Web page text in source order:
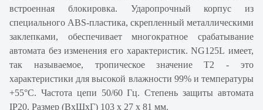
встроенная блокировка. Ударопрочный корпус из
специального ABS-пластика, скрепленный металлическими
заклепками, обеспечивает многократное срабатывание
автомата без изменения его характеристик. NG125L имеет,
так называемое, тропическое значение Т2 - это
характеристики для высокой влажности 99% и температуры
+55°С. Частота цепи 50/60 Гц. Степень защиты автомата
IP20. Размер (ВхШхГ) 103 х 27 х 81 мм.